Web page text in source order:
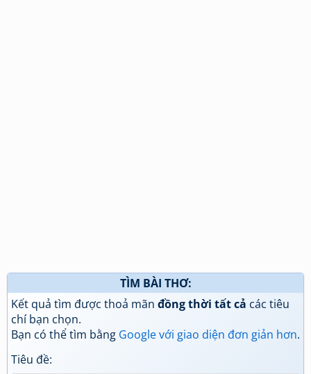
TÌM BÀI THƠ:
Kết quả tìm được thoả mãn đồng thời tất cả các tiêu
chí bạn chọn.
Bạn có thể tìm bằng Google với giao diện đơn giản hơn.
Tiêu đề: